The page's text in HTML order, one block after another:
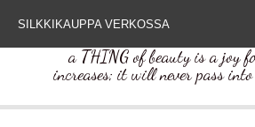
SILKKIKAUPPA VERKOSSA
a THING of beauty is a joy
increases; it will never pass